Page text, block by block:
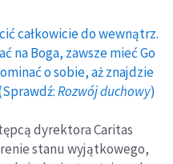
całkowicie do wewnątrz.
na Boga, zawsze mieć Go
o sobie, aż znajdzie
Rozwój duchowy)
dyrektora Caritas
stanu wyjątkowego,